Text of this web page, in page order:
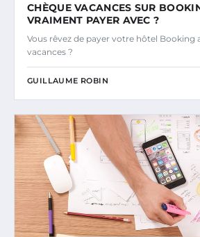
CHÈQUE VACANCES SUR
VRAIMENT PAYER AVEC ?
Vous rêvez de payer votre hôtel Booking
vacances ?
GUILLAUME ROBIN